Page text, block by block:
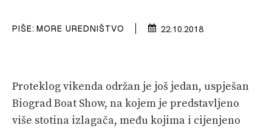
VELIKE PRIČE
PRETPLATA
PIŠE: MORE UREDNIŠTVO 22.10.2018
Proteklog vikenda održan je još jedan, uspješan
Biograd Boat Show, na kojem je predstavljeno
više stotina izlagača, među kojima i cijenjeno